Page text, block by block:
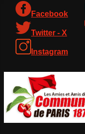
Facebook
Twitter - X
Instagram